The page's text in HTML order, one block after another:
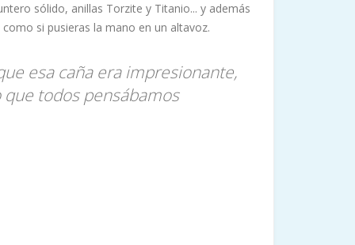
sólido, anillas Torzite y Titanio... y además
si pusieras la mano en un altavoz.
esa caña era impresionante,
todos pensábamos